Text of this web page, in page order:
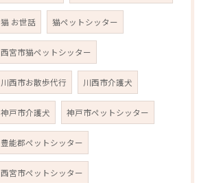
猫 お世話 猫ペットシッター
西宮市猫ペットシッター
川西市お散歩代行 川西市介護犬
神戸市介護犬 神戸市ペットシッター
豊能郡ペットシッター
西宮市ペットシッター